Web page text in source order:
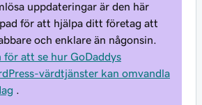
uppdateringar är den här
för att hjälpa ditt företag att
och enklare än någonsin.
för att se hur GoDaddys
värdtjänster kan omvandla